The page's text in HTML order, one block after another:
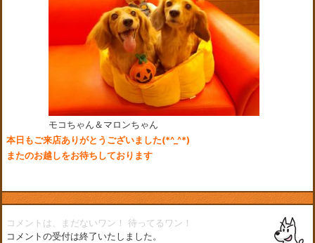
モコちゃん＆マロンちゃん
本日もご来店ありがとうございました(*^_^*)
またのお越しをお待ちしております
コメントは、まだないワン！待ってるワン！
コメントの受付は終了いたしました。